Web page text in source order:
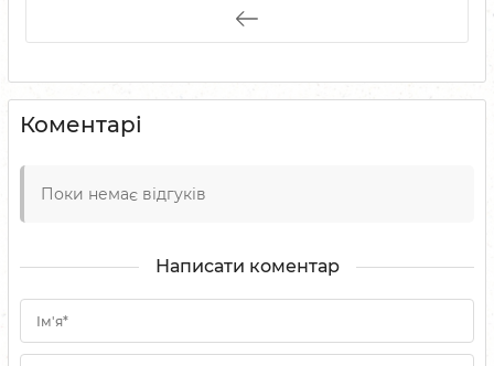
Коментарі
Поки немає відгуків
Написати коментар
Ім'я*